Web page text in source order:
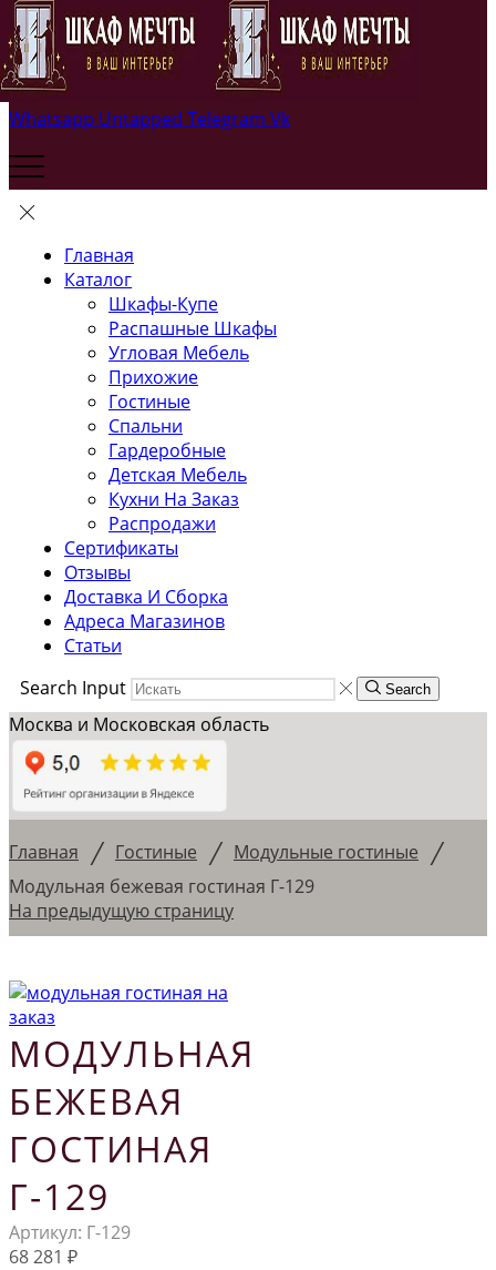
Whatsapp Untapped Telegram Vk
Главная
Каталог
Шкафы-Купе
Распашные Шкафы
Угловая Мебель
Прихожие
Гостиные
Спальни
Гардеробные
Детская Мебель
Кухни На Заказ
Распродажи
Сертификаты
Отзывы
Доставка И Сборка
Адреса Магазинов
Статьи
Search Input
Search
Москва и Московская область
Главная / Гостиные / Модульные гостиные /
Модульная бежевая гостиная Г-129
На предыдущую страницу
МОДУЛЬНАЯ
БЕЖЕВАЯ
ГОСТИНАЯ
Г-129
Артикул: Г-129
68 281 ₽